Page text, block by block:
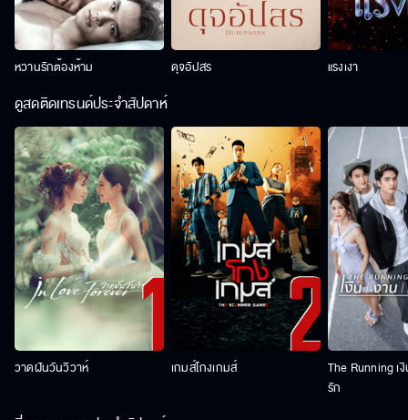
หวานรักต้องห้าม ดุจอัปสร แรงเงา
ดูสดติดเทรนด์ประจำสัปดาห์
วาดฝันวันวิวาห์ เกมส์โกงเกมส์
The Running เ
รัก